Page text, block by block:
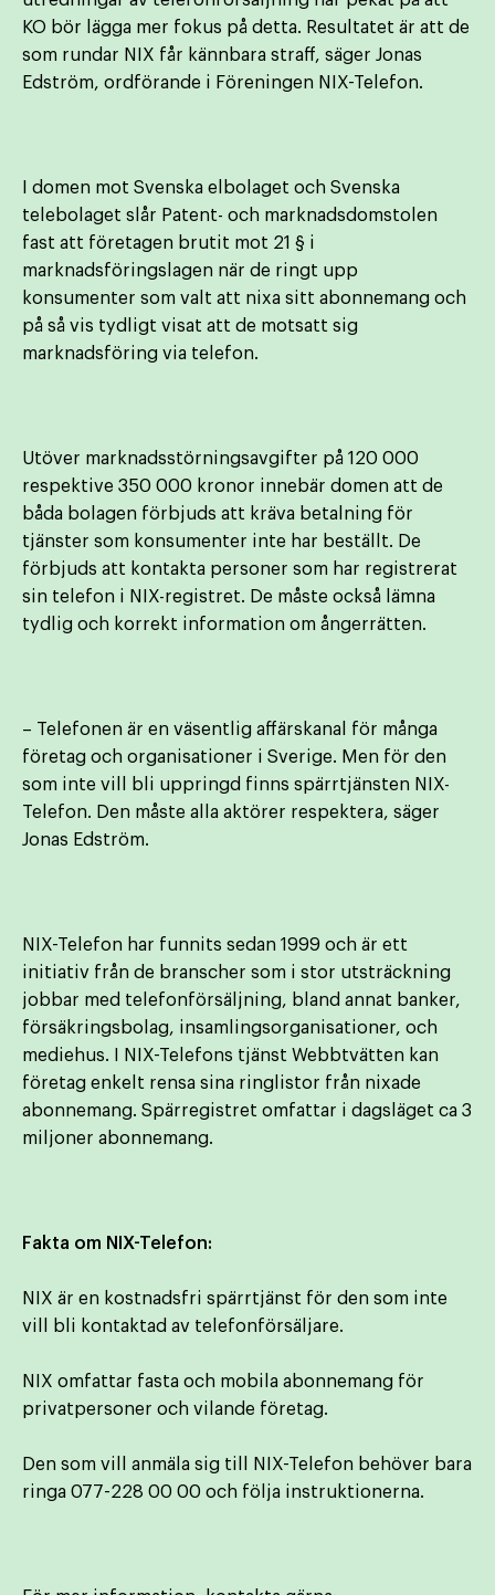
KO bör lägga mer fokus på detta. Resultatet är att de
som rundar NIX får kännbara straff, säger Jonas
Edström, ordförande i Föreningen NIX-Telefon.
I domen mot Svenska elbolaget och Svenska
telebolaget slår Patent- och marknadsdomstolen
fast att företagen brutit mot 21 § i
marknadsföringslagen när de ringt upp
konsumenter som valt att nixa sitt abonnemang och
på så vis tydligt visat att de motsatt sig
marknadsföring via telefon.
Utöver marknadsstörningsavgifter på 120 000
respektive 350 000 kronor innebär domen att de
båda bolagen förbjuds att kräva betalning för
tjänster som konsumenter inte har beställt. De
förbjuds att kontakta personer som har registrerat
sin telefon i NIX-registret. De måste också lämna
tydlig och korrekt information om ångerrätten.
– Telefonen är en väsentlig affärskanal för många
företag och organisationer i Sverige. Men för den
som inte vill bli uppringd finns spärrtjänsten NIX-
Telefon. Den måste alla aktörer respektera, säger
Jonas Edström.
NIX-Telefon har funnits sedan 1999 och är ett
initiativ från de branscher som i stor utsträckning
jobbar med telefonförsäljning, bland annat banker,
försäkringsbolag, insamlingsorganisationer, och
mediehus. I NIX-Telefons tjänst Webbtvätten kan
företag enkelt rensa sina ringlistor från nixade
abonnemang. Spärregistret omfattar i dagsläget ca 3
miljoner abonnemang.
Fakta om NIX-Telefon:
NIX är en kostnadsfri spärrtjänst för den som inte
vill bli kontaktad av telefonförsäljare.
NIX omfattar fasta och mobila abonnemang för
privatpersoner och vilande företag.
Den som vill anmäla sig till NIX-Telefon behöver bara
ringa 077-228 00 00 och följa instruktionerna.